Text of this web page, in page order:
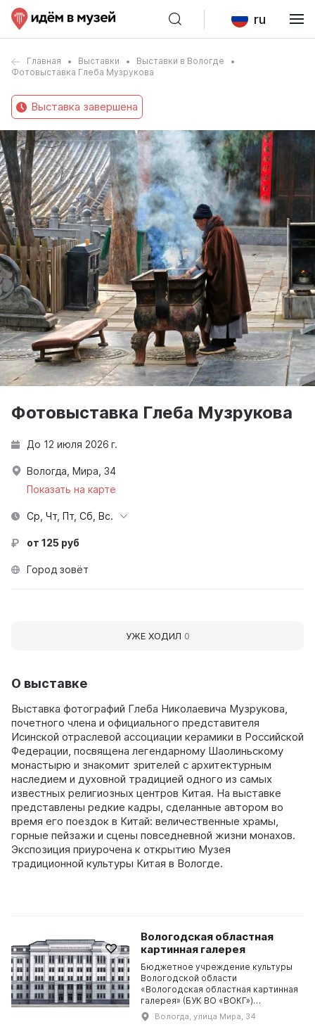
ru
Главная Выставки
Выставки в Вологде
Фотовыставка Глеба Музрукова
Выставка завершена
О выставке
Выставка фотографий Глеба Николаевича Музрукова,
почетного члена и официального представителя
Исинской отраслевой ассоциации керамики в Российской
Федерации, посвящена легендарному Шаолиньскому
монастырю и знакомит зрителей с архитектурным
наследием и духовной традицией одного из самых
известных религиозных центров Китая. На выставке
представлены редкие кадры, сделанные автором во
время его поездок в Китай: величественные храмы,
горные пейзажи и сцены повседневной жизни монахов.
Экспозиция приурочена к открытию Музея
традиционной культуры Китая в Вологде.
Вологодская областная
картинная галерея
Бюджетное учреждение культуры
Вологодской области
«Вологодская областная картинная
галерея» (БУК ВО «ВОКГ»)
Вологодская областная картинная
галерея создана в 1952 году на
Вологда, улица Мира, 34
Фотовыставка Глеба Музрукова
До 12 июля 2026 г.
Вологда, Мира, 34
Показать на карте
Ср, Чт, Пт, Сб, Вс.
от 125 руб
Город зовёт
УЖЕ ХОДИЛ 0